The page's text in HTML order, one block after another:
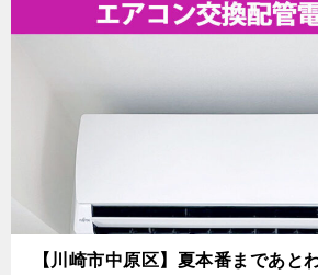
【川崎市中原区】夏本番まであと